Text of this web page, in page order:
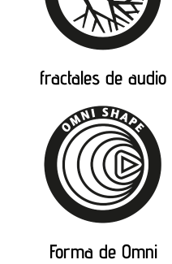
fractales de audio
Forma de Omni